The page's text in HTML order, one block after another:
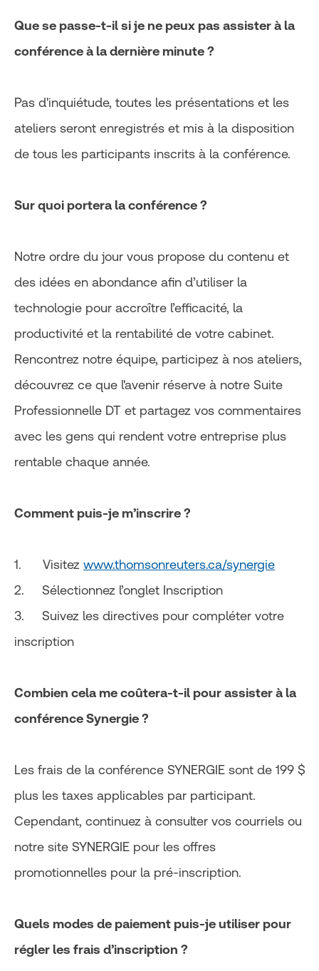
Que se passe-t-il si je ne peux pas assister à la
conférence à la dernière minute ?
Pas d'inquiétude, toutes les présentations et les
ateliers seront enregistrés et mis à la disposition
de tous les participants inscrits à la conférence.
Sur quoi portera la conférence ?
Notre ordre du jour vous propose du contenu et
des idées en abondance afin d’utiliser la
technologie pour accroître l’efficacité, la
productivité et la rentabilité de votre cabinet.
Rencontrez notre équipe, participez à nos ateliers,
découvrez ce que l'avenir réserve à notre Suite
Professionnelle DT et partagez vos commentaires
avec les gens qui rendent votre entreprise plus
rentable chaque année.
Comment puis-je m’inscrire ?
1. Visitez www.thomsonreuters.ca/synergie
2. Sélectionnez l’onglet Inscription
3. Suivez les directives pour compléter votre
inscription
Combien cela me coûtera-t-il pour assister à la
conférence Synergie ?
Les frais de la conférence SYNERGIE sont de 199 $
plus les taxes applicables par participant.
Cependant, continuez à consulter vos courriels ou
notre site SYNERGIE pour les offres
promotionnelles pour la pré-inscription.
Quels modes de paiement puis-je utiliser pour
régler les frais d’inscription ?